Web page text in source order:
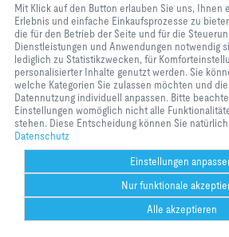
Help Desk
TROX HESCO Newsletter
Frau Herr
zählen Cookies, die
Betrieb der Seite und
Steuerung unserer
Dienstleistungen und
Anwendungen
sowie solche, die
Statistikzwecken, für
Komforteinstellungen
Anzeige
genutzt werden. Sie
Sie zulassen
Einstellungen zur
individuell anpassen.
beachten Sie, dass auf
Einstellungen
Funktionalitäten der
Verfügung stehen.
Mit Klick auf den Button erlauben Sie uns, Ihnen
Erlebnis und einfache Einkaufsprozesse zu
die für den Betrieb der Seite und für die
Dienstleistungen und Anwendungen notwendig
lediglich zu Statistikzwecken, für
personalisierter Inhalte genutzt werden. Sie
welche Kategorien Sie zulassen möchten und
Datennutzung individuell anpassen. Bitte
Einstellungen womöglich nicht alle
stehen. Diese Entscheidung können Sie
Datenschutz
Einstellungen
Nur funktionale
Alle akzeptieren